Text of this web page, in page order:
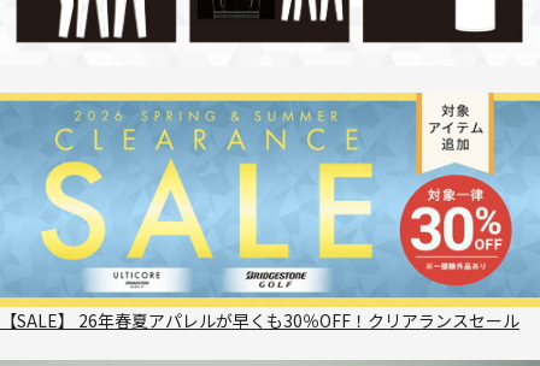
【SALE】 26年春夏アパレルが早くも30％OFF！クリアランスセール